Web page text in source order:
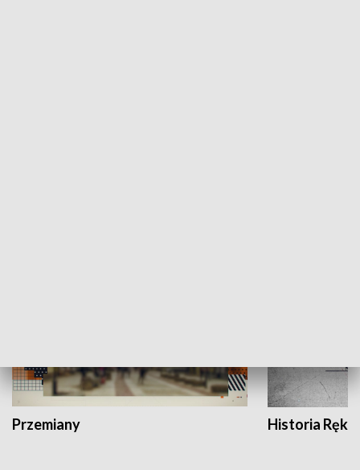
Przemiany Historia Ręką